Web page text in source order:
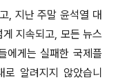
, 지난 주말 윤석열 대
지속되고, 모든 뉴스
에게는 실패한 국제플
알려지지 않았습니